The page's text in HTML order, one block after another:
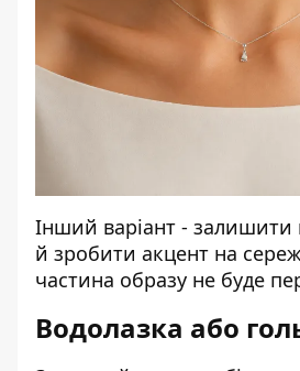
Інший варіант -
й зробити акцент на
частина образу не буде
Водолазка або